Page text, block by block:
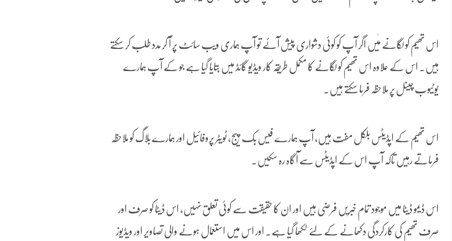
اس تھیم کو لگانے مٰیں اگر آپ کو کوئی دشواری پیش آئے تو آپ ہماری ویب سائٹ پر آ کر مدد طلب کر سکتے
ہیں۔ اس کے علاوہ اس تھیم کو لگانے کا مکمل طریقہ کار ویڈیو گائڈ میں بتایا گیا ہے جو کے آپ ہمارے
یوٹیوب چینل پر ملاحظہ فرما سکتے ہیں۔
اس تھیم کے اپڈیٹس بلکل مفت ہیں، آپ ہمارے فیس بک پیج، ٹویٹر پروفائیل اور ہمارے بلاگ کو ملاحظہ
فرماتے رہیں تاکہ آپ اس کے اپڈیٹس سے آگاہ رہ سکیں۔
اس ڈیمو ڈیٹا میں موجود تمام خبریں فرضی ہیں اور ان کا حقیقت سے کوئی تعلق نہیں، اس ڈیٹا کو صرف اور
صرف تھیم کی کارکردگی دکھانے کے لئے لکھا گیا ہے۔ اور اس میں استعمال ہونے والی تصاویر اور ویڈیوز